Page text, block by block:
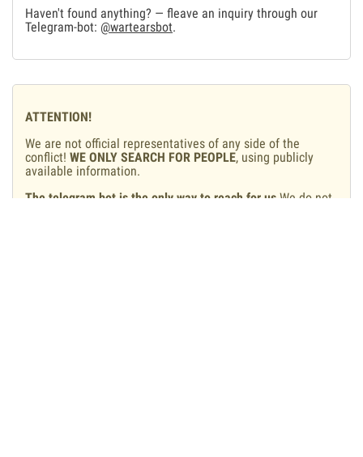
Haven't found anything? — fleave an inquiry through our
Telegram-bot: @wartearsbot.
ATTENTION!
We are not official representatives of any side of the
conflict! WE ONLY SEARCH FOR PEOPLE, using publicly
available information.
The telegram bot is the only way to reach for us .We do not